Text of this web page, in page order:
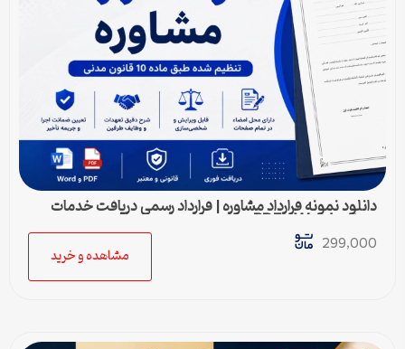
دانلود نمونه قرارداد مشاوره | قرارداد رسمی دریافت خدمات
مشاوره Word و PDF
299,000
مشاهده و خرید